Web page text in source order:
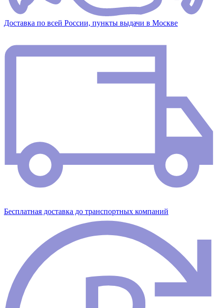
Доставка по всей России, пункты выдачи в Москве
Бесплатная доставка до транспортных компаний